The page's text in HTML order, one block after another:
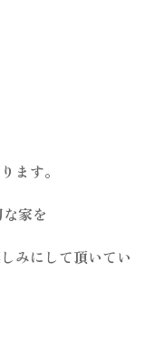
ます。
家を
みにして頂いてい